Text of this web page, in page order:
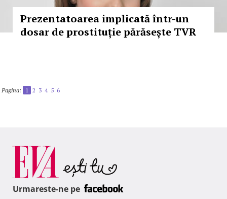
Prezentatoarea implicată într-un
dosar de prostituție părăsește TVR
Pagina: 1 2 3 4 5 6
Urmareste-ne pe